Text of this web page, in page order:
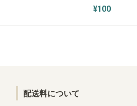
¥100
配送料について